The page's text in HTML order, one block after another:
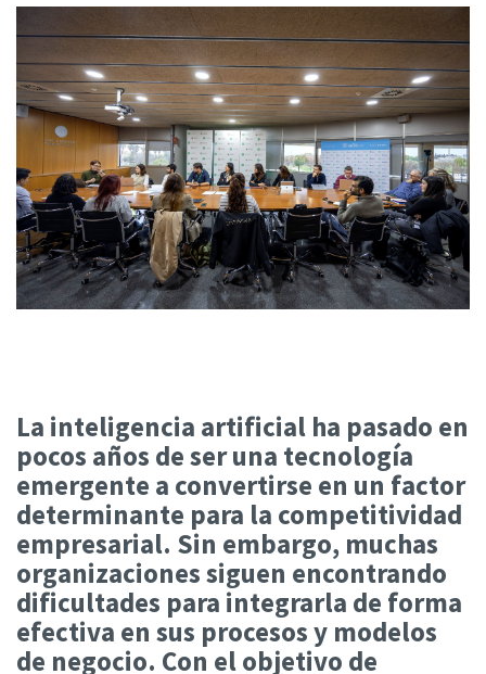
La inteligencia artificial ha pasado en
pocos años de ser una tecnología
emergente a convertirse en un factor
determinante para la competitividad
empresarial. Sin embargo, muchas
organizaciones siguen encontrando
dificultades para integrarla de forma
efectiva en sus procesos y modelos
de negocio. Con el objetivo de